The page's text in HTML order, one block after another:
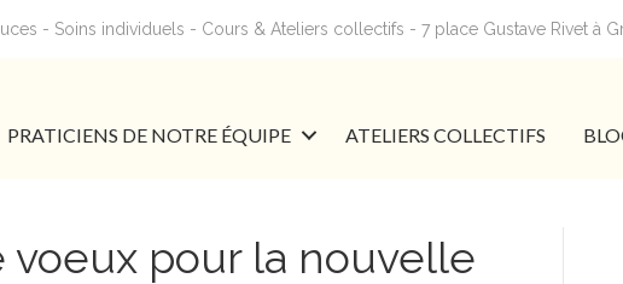
- Soins individuels - Cours & Ateliers collectifs - 7 place Gustave Rivet à
PRATICIENS DE NOTRE ÉQUIPE ATELIERS COLLECTIFS
voeux pour la nouvelle